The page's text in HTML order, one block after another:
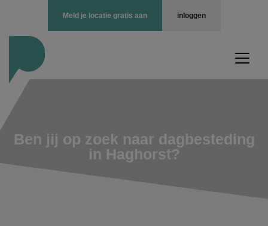
inloggen
Meld je locatie gratis aan
Ben jij op zoek naar dagbesteding
in Haghorst?